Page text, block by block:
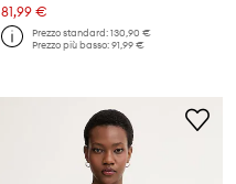
81,99 €
Prezzo standard:130,90 €
Prezzo più basso:91,99 €